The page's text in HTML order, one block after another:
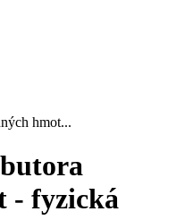
hmot...
- fyzická